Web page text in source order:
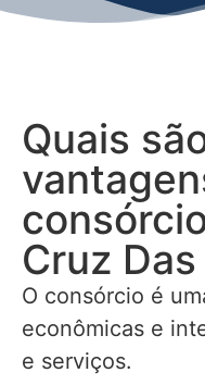
Quais
Cruz
O consórcio é
econômicas e
e serviços.